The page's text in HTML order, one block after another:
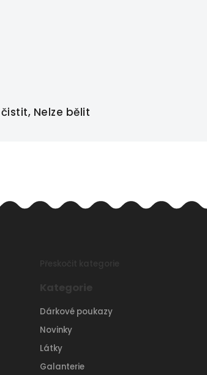
Nelze bělit
Přeskočit kategorie
Kategorie
Dárkové poukazy
Novinky
Látky
Galanterie